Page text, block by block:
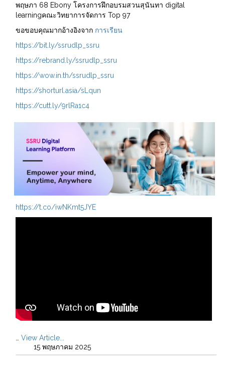
พฤษภา 68 Ebony โครงการฝึกอบรมสวนสุนันทา digital
learningคณะวิทยาการจัดการ Top 97
ขอขอบคุณมากอ้างอิงจาก การเรียน
https://bit.ly/ssrudlp_ssru
https://rebrand.ly/ssrudlp_ssru
https://wow.in.th/ssrudlp_ssru
https://shorturl.asia/sLqun
https://cutt.ly/9rlRa1c4
https://t.co/iwNKmt5JYE
View Article...
15 พฤษภาคม 2025